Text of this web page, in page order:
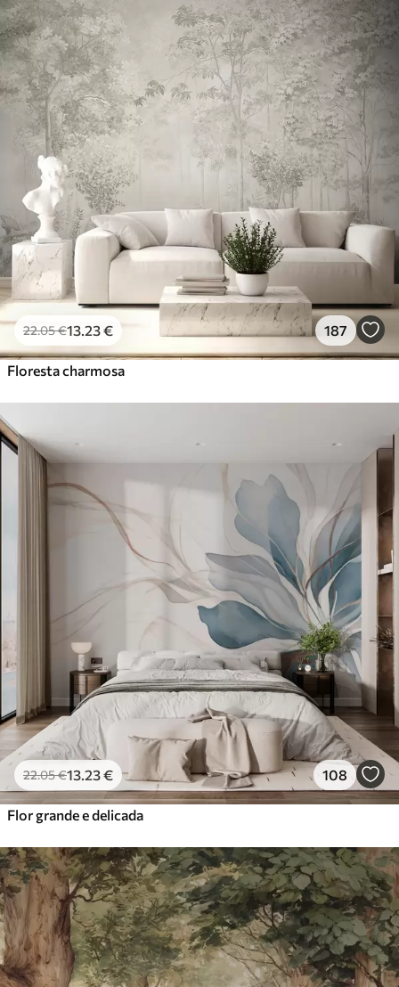
22.05€13 .23€ 187
Floresta charmosa
22.05€13 .23€ 108
Flor grande e delicada